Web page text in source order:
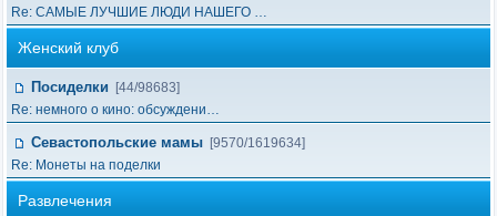
Re: САМЫЕ ЛУЧШИЕ ЛЮДИ НАШЕГО …
Женский клуб
Посиделки
[44/98683]
Re: немного о кино: обсуждени…
Севастопольские мамы [9570/1619634]
Re: Монеты на поделки
Развлечения